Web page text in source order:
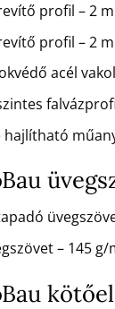
profil – 2
profil – 2
acél
hajlítható
– 145